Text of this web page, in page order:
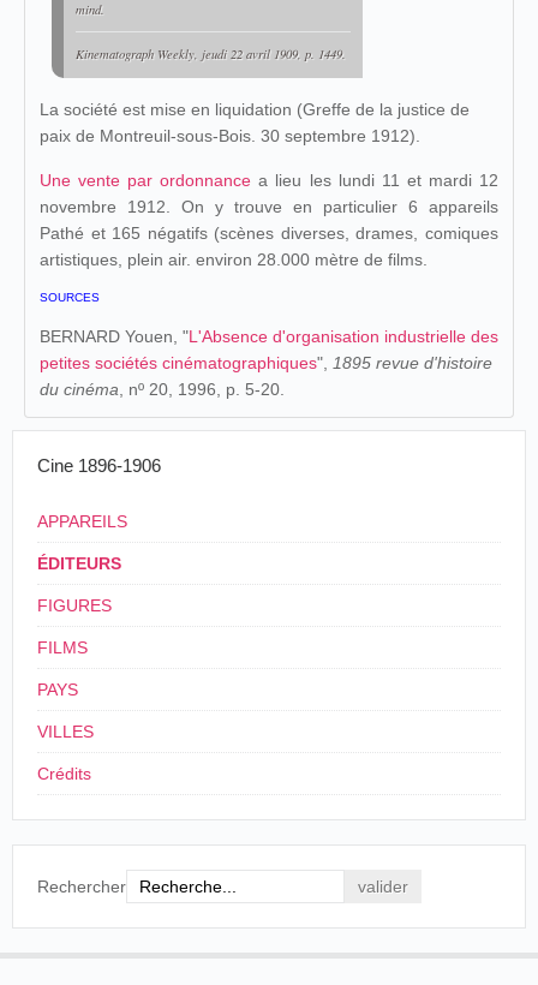
mind.
Kinematograph Weekly, jeudi 22 avril 1909, p. 1449.
La société est mise en liquidation (Greffe de la justice de
paix de Montreuil-sous-Bois. 30 septembre 1912).
Une vente par ordonnance a lieu les lundi 11 et mardi 12
novembre 1912. On y trouve en particulier 6 appareils
Pathé et 165 négatifs (scènes diverses, drames, comiques
artistiques, plein air. environ 28.000 mètre de films.
SOURCES
BERNARD Youen, "L'Absence d'organisation industrielle des
petites sociétés cinématographiques",
1895 revue d'histoire
du cinéma , nº 20, 1996, p. 5-20.
Cine 1896-1906
APPAREILS
ÉDITEURS
FIGURES
FILMS
PAYS
VILLES
Crédits
Rechercher